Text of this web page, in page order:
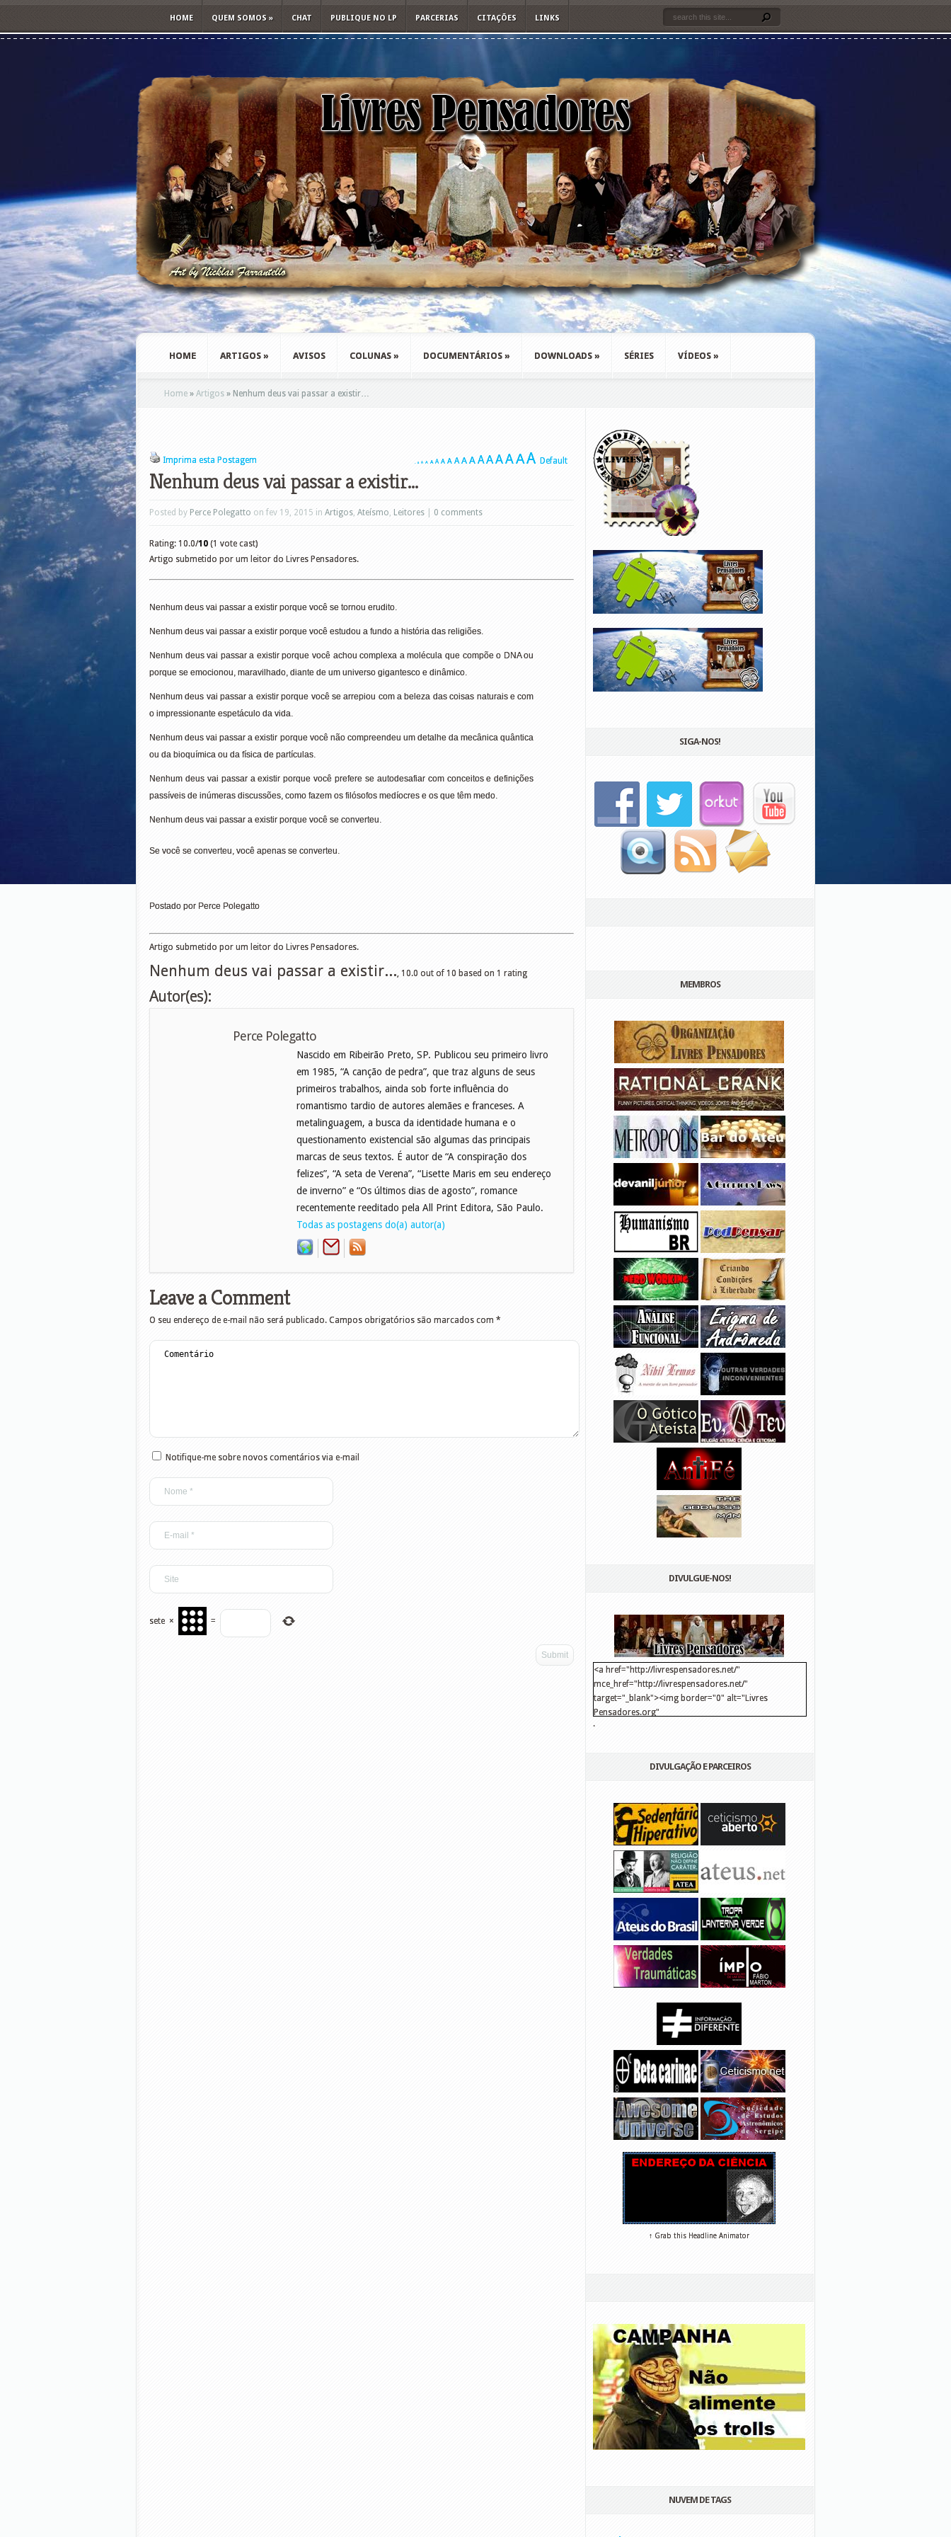
HOME QUEM SOMOS » CHAT PUBLIQUE NO LP PARCERIAS CITAÇÕES LINKS
HOME ARTIGOS » AVISOS COLUNAS » DOCUMENTÁRIOS » DOWNLOADS » SÉRIES VÍDEOS »
Home » Artigos » Nenhum deus vai passar a existir…
Imprima esta Postagem A A A A A A A A A A AAAAAAA Default
Nenhum deus vai passar a existir…
Posted by Perce Polegatto on fev 19, 2015 in Artigos, Ateísmo, Leitores 0 comments
Rating: 10.0/10 (1 vote cast)
Artigo submetido por um leitor do Livres Pensadores.
Nenhum deus vai passar a existir porque você se tornou erudito.
Nenhum deus vai passar a existir porque você estudou a fundo a história das religiões.
Nenhum deus vai passar a existir porque você achou complexa a molécula que compõe o DNA ou
porque se emocionou, maravilhado, diante de um universo gigantesco e dinâmico.
Nenhum deus vai passar a existir porque você se arrepiou com a beleza das coisas naturais e com
o impressionante espetáculo da vida.
Nenhum deus vai passar a existir porque você não compreendeu um detalhe da mecânica quântica
ou da bioquímica ou da física de partículas.
Nenhum deus vai passar a existir porque você prefere se autodesafiar com conceitos e definições
passíveis de inúmeras discussões, como fazem os filósofos medíocres e os que têm medo.
Nenhum deus vai passar a existir porque você se converteu.
Se você se converteu, você apenas se converteu.
Postado por Perce Polegatto
Artigo submetido por um leitor do Livres Pensadores.
Nenhum deus vai passar a existir..., 10.0 out of 10 based on 1 rating
Autor(es):
Perce Polegatto
Nascido em Ribeirão Preto, SP. Publicou seu primeiro livro
em 1985, “A canção de pedra”, que traz alguns de seus
primeiros trabalhos, ainda sob forte influência do
romantismo tardio de autores alemães e franceses. A
metalinguagem, a busca da identidade humana e o
questionamento existencial são algumas das principais
marcas de seus textos. É autor de “A conspiração dos
felizes”, “A seta de Verena”, “Lisette Maris em seu endereço
de inverno” e “Os últimos dias de agosto”, romance
recentemente reeditado pela All Print Editora, São Paulo.
Todas as postagens do(a) autor(a)
Leave a Comment
O seu endereço de e-mail não será publicado. Campos obrigatórios são marcados com *
Notifique-me sobre novos comentários via e-mail
sete × =
SIGA-NOS!
MEMBROS
DIVULGUE-NOS!
<a href="http://livrespensadores.net/"
mce_href="http://livrespensadores.net/"
target="_blank"><img border="0" alt="Livres
Pensadores.org"
src="http://lh6.ggpht.com/_25pDjsdjolQ/TNSgK1CylTI/AAAAAAAAAFk/u8d6kvYMhVc/
.
DIVULGAÇÃO E PARCEIROS
↑ Grab this Headline Animator
NUVEM DE TAGS